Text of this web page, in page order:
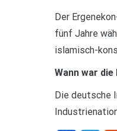
Der
fünf Jahre
islamisch-
Wann war
Die deutsche